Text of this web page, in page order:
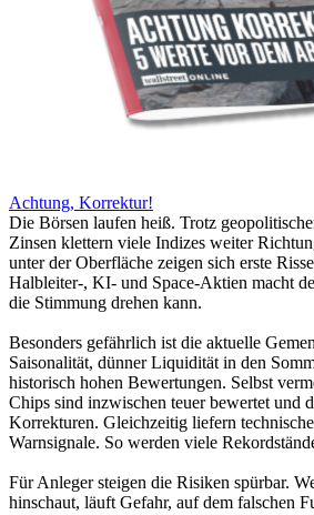
Achtung, Korrektur!
Die Börsen laufen heiß. Trotz
Zinsen klettern viele Indizes weiter
unter der Oberfläche zeigen sich erste
Halbleiter-, KI- und Space-Aktien macht
die Stimmung drehen kann.
Besonders gefährlich ist die aktuelle
Saisonalität, dünner Liquidität in den
historisch hohen Bewertungen. Selbst
Chips sind inzwischen teuer bewertet und
Korrekturen. Gleichzeitig liefern
Warnsignale. So werden viele
Für Anleger steigen die Risiken spürbar.
hinschaut, läuft Gefahr, auf dem falschen